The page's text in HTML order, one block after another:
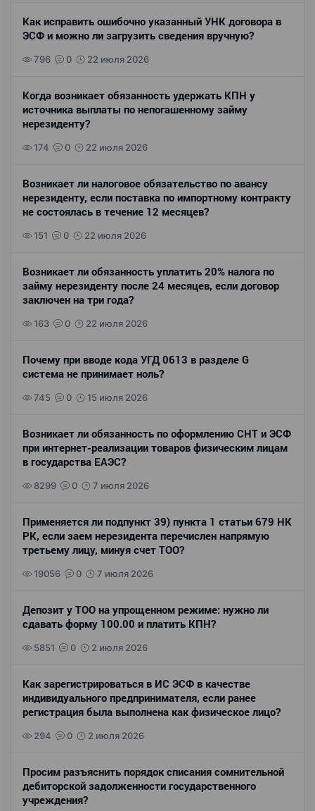
Как исправить ошибочно указанный УНК договора в
ЭСФ и можно ли загрузить сведения вручную?
796 0 22 июля 2026
Когда возникает обязанность удержать КПН у
источника выплаты по непогашенному займу
нерезиденту?
174 0 22 июля 2026
Возникает ли налоговое обязательство по авансу
нерезиденту, если поставка по импортному контракту
не состоялась в течение 12 месяцев?
151 0 22 июля 2026
Возникает ли обязанность уплатить 20% налога по
займу нерезиденту после 24 месяцев, если договор
заключен на три года?
163 0 22 июля 2026
Почему при вводе кода УГД 0613 в разделе G
система не принимает ноль?
745 0 15 июля 2026
Возникает ли обязанность по оформлению СНТ и ЭСФ
при интернет-реализации товаров физическим лицам
в государства ЕАЭС?
8299 0 7 июля 2026
Применяется ли подпункт 39) пункта 1 статьи 679 НК
РК, если заем нерезидента перечислен напрямую
третьему лицу, минуя счет ТОО?
19056 0 7 июля 2026
Депозит у ТОО на упрощенном режиме: нужно ли
сдавать форму 100.00 и платить КПН?
5851 0 2 июля 2026
Как зарегистрироваться в ИС ЭСФ в качестве
индивидуального предпринимателя, если ранее
регистрация была выполнена как физическое лицо?
294 0 2 июля 2026
Просим разъяснить порядок списания сомнительной
дебиторской задолженности государственного
учреждения?